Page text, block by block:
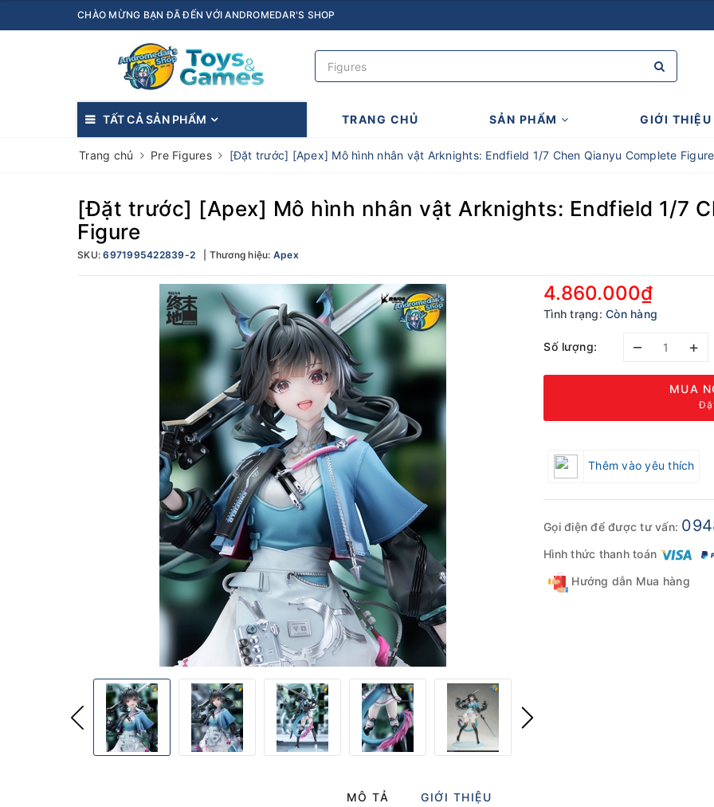
CHÀO MỪNG BẠN ĐÃ ĐẾN VỚI ANDROMEDAR'S SHOP
TẤT CẢ SẢN PHẨM TRANG CHỦ SẢN PHẨM GIỚI THIỆU
Trang chủ Pre Figures [Đặt trước] [Apex] Mô hình nhân vật Arknights: Endfield 1/7 Chen Qianyu Complete Figure
[Đặt trước] [Apex] Mô hình nhân vật Arknights: Endfield 1/7
Figure
SKU:6971995422839-2 Thương hiệu: Apex
4.860.000₫
Tình trạng: Còn hàng
Số lượng: – +
MUA
Thêm vào yêu thích
Gọi điện để được tư vấn:
Hình thức thanh toán
Hướng dẫn Mua hàng
MÔ TẢ GIỚI THIỆU